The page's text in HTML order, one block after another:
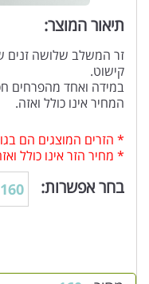
תיאור המוצר:
זר המשלב שלושה זנים של
קישוט.
במידה ואחד מהפרחים
המחיר אינו כולל ואזה.
* הזרים המוצגים הם
* מחיר הזר אינו כולל
בחר אפשרות: